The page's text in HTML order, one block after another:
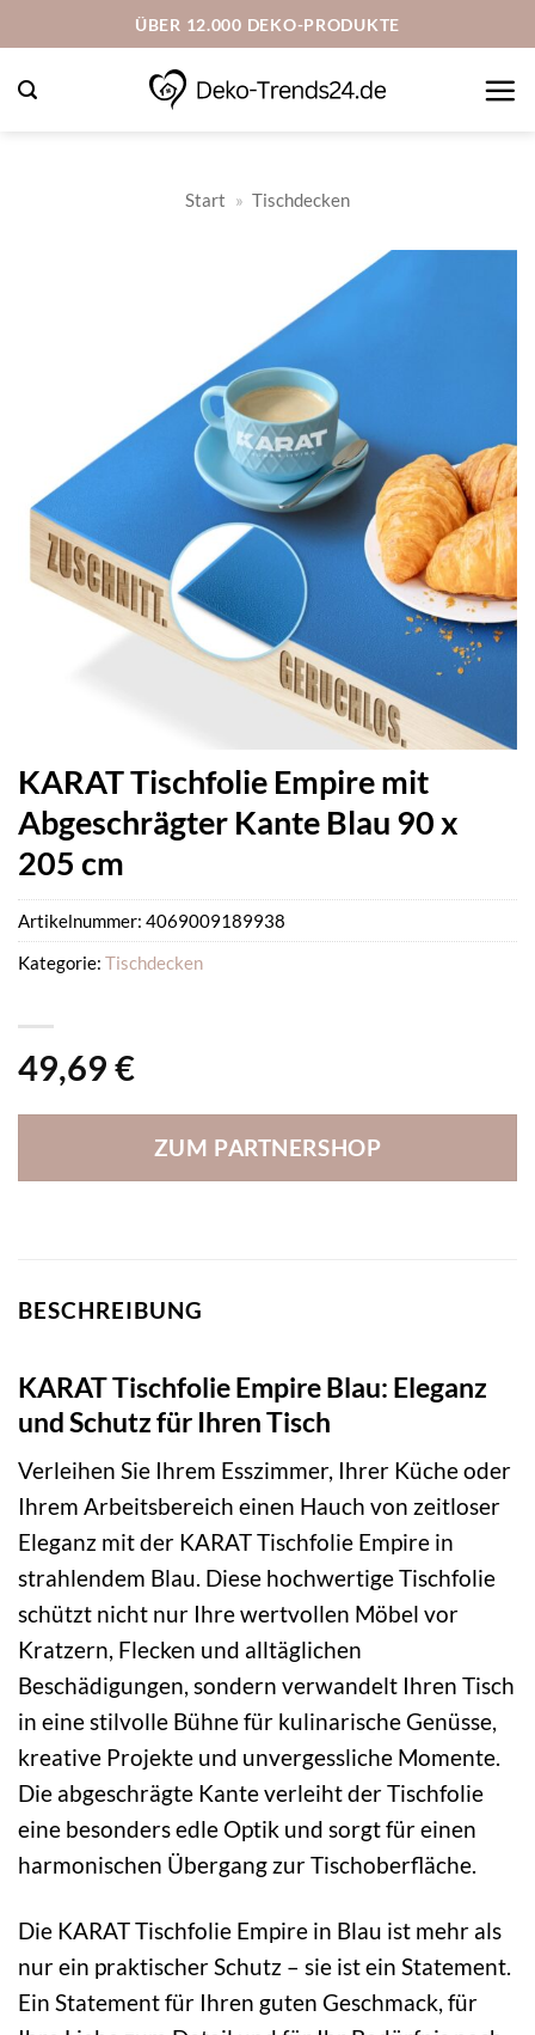
Inhalt
springen
ÜBER 12.000 DEKO-PRODUKTE
Start » Tischdecken
KARAT Tischfolie Empire mit
Abgeschrägter Kante Blau 90 x
205 cm
49,69 €
ZUM PARTNERSHOP
Artikelnummer: 4069009189938
Kategorie: Tischdecken
BESCHREIBUNG
KARAT Tischfolie Empire Blau: Eleganz
und Schutz für Ihren Tisch
Verleihen Sie Ihrem Esszimmer, Ihrer Küche oder
Ihrem Arbeitsbereich einen Hauch von zeitloser
Eleganz mit der KARAT Tischfolie Empire in
strahlendem Blau. Diese hochwertige Tischfolie
schützt nicht nur Ihre wertvollen Möbel vor
Kratzern, Flecken und alltäglichen
Beschädigungen, sondern verwandelt Ihren Tisch
in eine stilvolle Bühne für kulinarische Genüsse,
kreative Projekte und unvergessliche Momente.
Die abgeschrägte Kante verleiht der Tischfolie
eine besonders edle Optik und sorgt für einen
harmonischen Übergang zur Tischoberfläche.
Die KARAT Tischfolie Empire in Blau ist mehr als
nur ein praktischer Schutz – sie ist ein Statement.
Ein Statement für Ihren guten Geschmack, für